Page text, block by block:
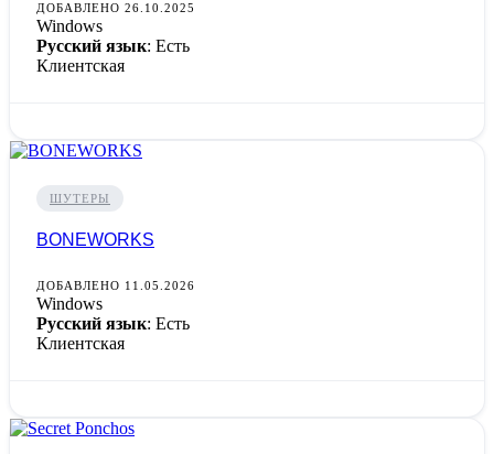
ДОБАВЛЕНО 26.10.2025
Windows
Русский язык: Есть
Клиентская
ШУТЕРЫ
BONEWORKS
ДОБАВЛЕНО 11.05.2026
Windows
Русский язык: Есть
Клиентская